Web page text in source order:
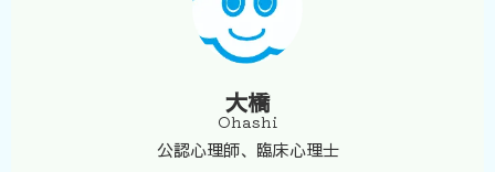
大橋
Ohashi
公認心理師、臨床心理士